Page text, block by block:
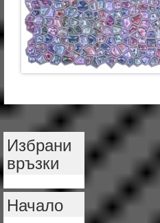
Избрани
връзки
Начало